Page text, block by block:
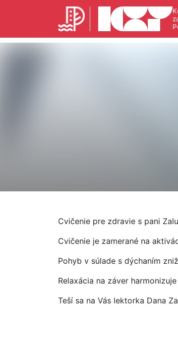
Cvičenie pre zdravie s pani
Cvičenie je zamerané na
Pohyb v súlade s dýchaním
Relaxácia na záver
Teší sa na Vás lektorka Dana